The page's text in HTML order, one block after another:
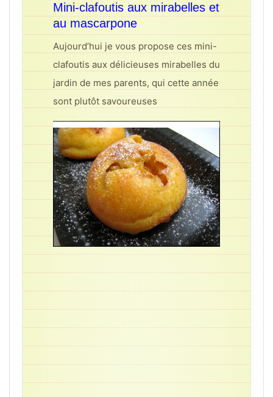
Mini-clafoutis aux mirabelles et
au mascarpone
Aujourd’hui je vous propose ces mini-
clafoutis aux délicieuses mirabelles du
jardin de mes parents, qui cette année
sont plutôt savoureuses